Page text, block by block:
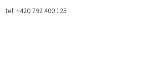
tel. +420 792 400 125